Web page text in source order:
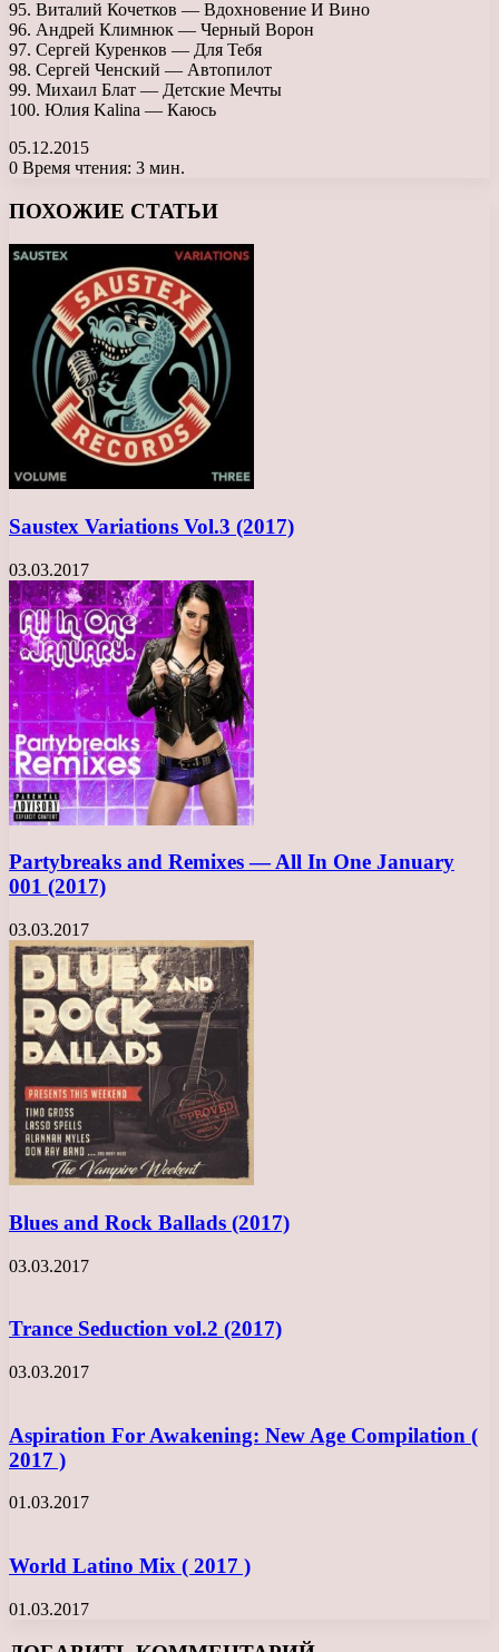
95. Виталий Кочетков — Вдохновение И Вино
96. Андрей Климнюк — Черный Ворон
97. Сергей Куренков — Для Тебя
98. Сергей Ченский — Автопилот
99. Михаил Блат — Детские Мечты
100. Юлия Kalina — Каюсь
05.12.2015
0 Время чтения: 3 мин.
ПОХОЖИЕ СТАТЬИ
Saustex Variations Vol.3 (2017)
03.03.2017
Partybreaks and Remixes — All In One January
001 (2017)
03.03.2017
Blues and Rock Ballads (2017)
03.03.2017
Trance Seduction vol.2 (2017)
03.03.2017
Aspiration For Awakening: New Age Compilation (
2017 )
01.03.2017
World Latino Mix ( 2017 )
01.03.2017